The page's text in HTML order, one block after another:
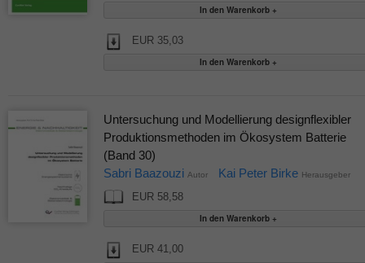
EUR 35,03
Untersuchung und Modellierung designflexibler
Produktionsmethoden im Ökosystem Batterie
(Band 30)
Sabri Baazouzi Autor Kai Peter Birke Herausgeber
EUR 58,58
EUR 41,00